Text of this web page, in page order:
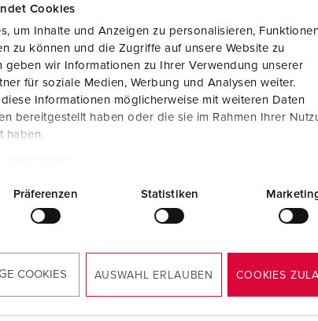
Cookies
um Inhalte und Anzeigen zu personalisieren,
zu können und die Zugriffe auf unsere Website zu
geben wir Informationen zu Ihrer Verwendung unserer
für soziale Medien, Werbung und Analysen weiter.
Informationen möglicherweise mit weiteren Daten
bereitgestellt haben oder die sie im Rahmen Ihrer
haben.
Präferenzen Statistiken
COOKIES AUSWAHL ERLAUBEN COOKIES
funcionamento
Tomada de painel 1395ZD